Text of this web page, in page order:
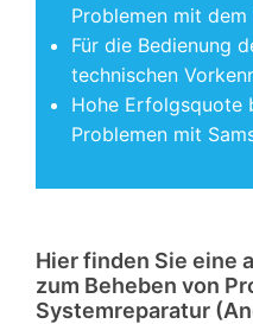
Problemen mit
Für die Bedienung
technischen
Hohe Erfolgsquote
Problemen mit
Hier finden Sie eine
zum Beheben von
Systemreparatur